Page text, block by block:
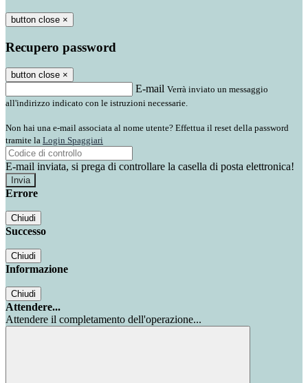
button close ×
Recupero password
button close ×
E-mail Verrà inviato un messaggio
all'indirizzo indicato con le istruzioni necessarie.
Non hai una e-mail associata al nome utente? Effettua il reset della password
tramite la Login Spaggiari
E-mail inviata, si prega di controllare la casella di posta elettronica!
Errore
Chiudi
Successo
Chiudi
Informazione
Chiudi
Attendere...
Attendere il completamento dell'operazione...